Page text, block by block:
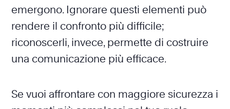
emergono. Ignorare questi elementi può
rendere il confronto più difficile;
riconoscerli, invece, permette di costruire
una comunicazione più efficace.
Se vuoi affrontare con maggiore sicurezza i